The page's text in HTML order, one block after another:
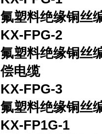
氟塑料绝缘铜丝
KX-FPG-2
氟塑料绝缘铜丝
偿电缆
KX-FPG-3
氟塑料绝缘铜丝
KX-FP1G-1